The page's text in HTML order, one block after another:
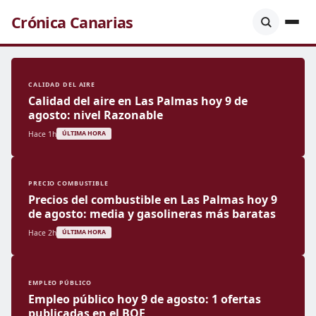
Crónica Canarias
CALIDAD DEL AIRE
Calidad del aire en Las Palmas hoy 9 de
agosto: nivel Razonable
Hace 1h ÚLTIMA HORA
PRECIO COMBUSTIBLE
Precios del combustible en Las Palmas hoy 9
de agosto: media y gasolineras más baratas
Hace 2h ÚLTIMA HORA
EMPLEO PÚBLICO
Empleo público hoy 9 de agosto: 1 ofertas